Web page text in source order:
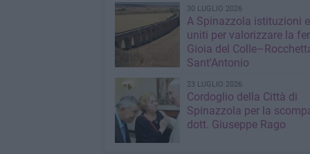
30 LUGLIO 2026
A Spinazzola istituzioni
uniti per valorizzare la
Gioia del
Sant'Antonio
23 LUGLIO 2026
Cordoglio della Città di
Spinazzola per la
dott. Giuseppe Rago